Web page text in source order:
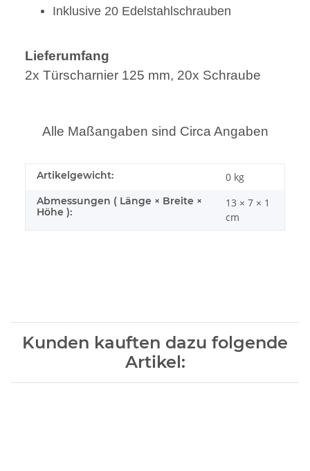
Inklusive 20 Edelstahlschrauben
Lieferumfang
2x Türscharnier 125 mm, 20x Schraube
Alle Maßangaben sind Circa Angaben
Artikelgewicht: 0 kg
Abmessungen ( Länge × Breite ×
Höhe ):
13 × 7 × 1
cm
Kunden kauften dazu folgende
Artikel: